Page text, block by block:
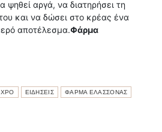
ψηθεί αργά, να διατηρήσει τη
και να δώσει στο κρέας ένα
αποτέλεσμα.Φάρμα
ΕΙΔΗΣΕΙΣ ΦΑΡΜΑ ΕΛΑΣΣΟΝΑΣ